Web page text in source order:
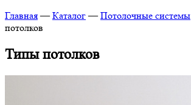
Главная — Каталог — Потолочные системы
потолков
Типы потолков